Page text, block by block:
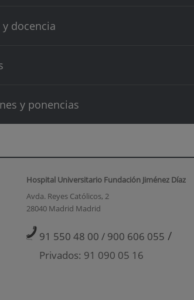
docencia
y ponencias
Hospital Universitario Fundación Jiménez Díaz
Avda. Reyes Católicos, 2
28040 Madrid Madrid
91 550 48 00 / 900 606 055 /
Privados: 91 090 05 16